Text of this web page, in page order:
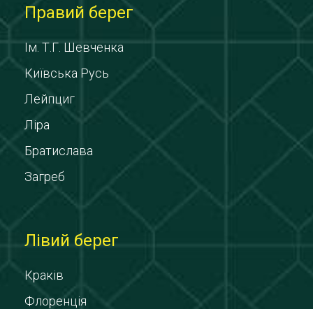
Правий берег
Ім. Т.Г. Шевченка
Київська Русь
Лейпциг
Ліра
Братислава
Загреб
Лівий берег
Краків
Флоренція